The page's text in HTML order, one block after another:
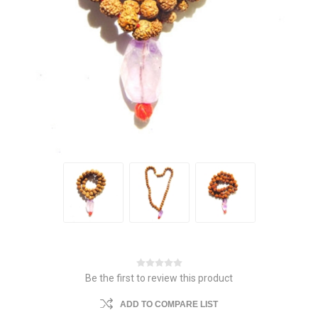
Be the first to review this product
ADD TO COMPARE LIST